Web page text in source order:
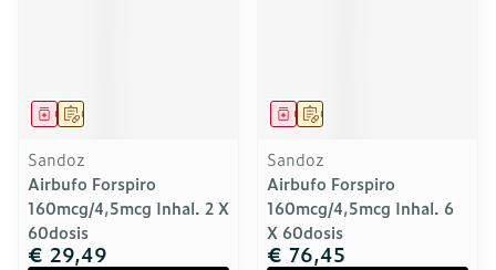
Op voorschrift
Geneesmiddel
Sandoz
Airbufo Forspiro
160mcg/4,5mcg Inhal. 2 X
60dosis
€ 29,49
Op voorschrift
Geneesmiddel
Sandoz
Airbufo Forspiro
160mcg/4,5mcg Inhal. 6
X 60dosis
€ 76,45